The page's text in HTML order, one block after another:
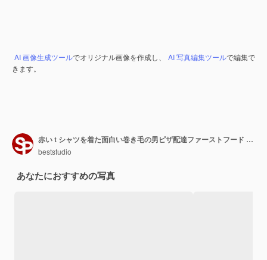
AI 画像生成ツールでオリジナル画像を作成し、 AI 写真編集ツールで編集で
きます。
赤い t シャツを着た面白い巻き毛の男ピザ配達ファーストフード スナック高品質写真
beststudio
あなたにおすすめの写真